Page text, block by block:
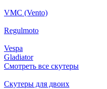
VMC (Vento)
Regulmoto
Vespa
Gladiator
Смотреть все скутеры
Скутеры для двоих